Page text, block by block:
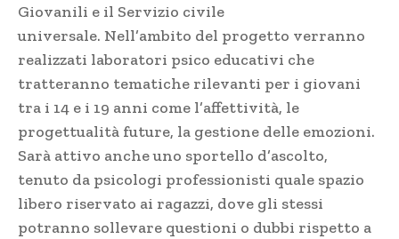
Giovanili e il Servizio civile
universale. Nell’ambito del progetto verranno
realizzati laboratori psico educativi che
tratteranno tematiche rilevanti per i giovani
tra i 14 e i 19 anni come l’affettività, le
progettualità future, la gestione delle emozioni.
Sarà attivo anche uno sportello d’ascolto,
tenuto da psicologi professionisti quale spazio
libero riservato ai ragazzi, dove gli stessi
potranno sollevare questioni o dubbi rispetto a